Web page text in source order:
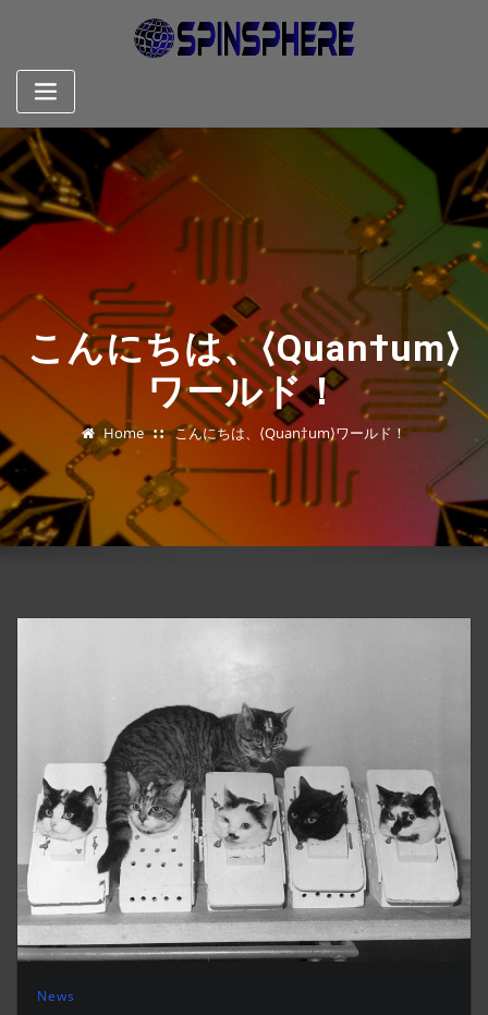
こんにちは、⟨Quan†um⟩
ワールド！
Home こんにちは、⟨Quan†um⟩ワールド！
News